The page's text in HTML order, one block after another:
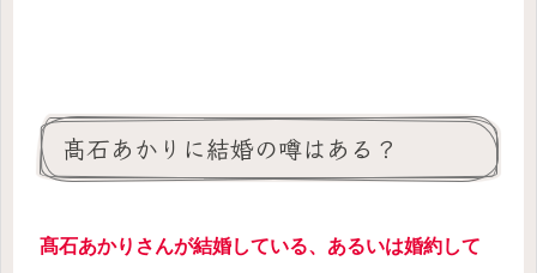
髙石あかりに結婚の噂はある？
髙石あかりさんが結婚している、あるいは婚約して